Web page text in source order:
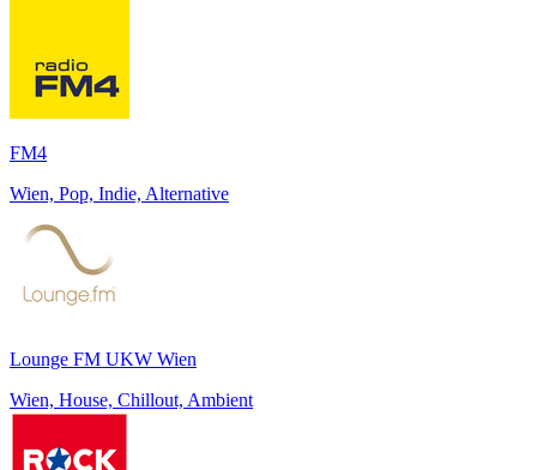
FM4
Wien, Pop, Indie, Alternative
Lounge FM UKW Wien
Wien, House, Chillout, Ambient